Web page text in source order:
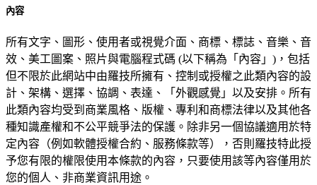
內容
所有文字、圖形、使用者或視覺介面、商標、標誌、音樂、音
效、美工圖案、照片與電腦程式碼 (以下稱為「內容」)，包括
但不限於此網站中由羅技所擁有、控制或授權之此類內容的設
計、架構、選擇、協調、表達、「外觀感覺」以及安排。所有
此類內容均受到商業風格、版權、專利和商標法律以及其他各
種知識產權和不公平競爭法的保護。除非另一個協議適用於特
定內容（例如軟體授權合約、服務條款等），否則羅技特此授
予您有限的權限使用本條款的內容，只要使用該等內容僅用於
您的個人、非商業資訊用途。